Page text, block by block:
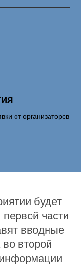
от организаторов
будет
первой части
вводные
второй
информации